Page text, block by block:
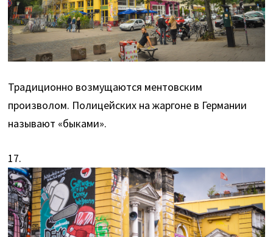
Традиционно возмущаются ментовским
произволом. Полицейских на жаргоне в Германии
называют «быками».
17.